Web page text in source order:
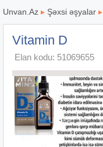
Unvan.Az ▸ Şəxsi əşyalar ▸
Vitamin D
Elan kodu: 51069655